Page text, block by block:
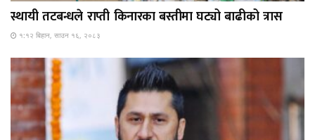
स्थायी तटबन्धले राप्ती किनारका बस्तीमा घट्यो बाढीको त्रास
१:१२ बिहान, साउन १६, २०८३